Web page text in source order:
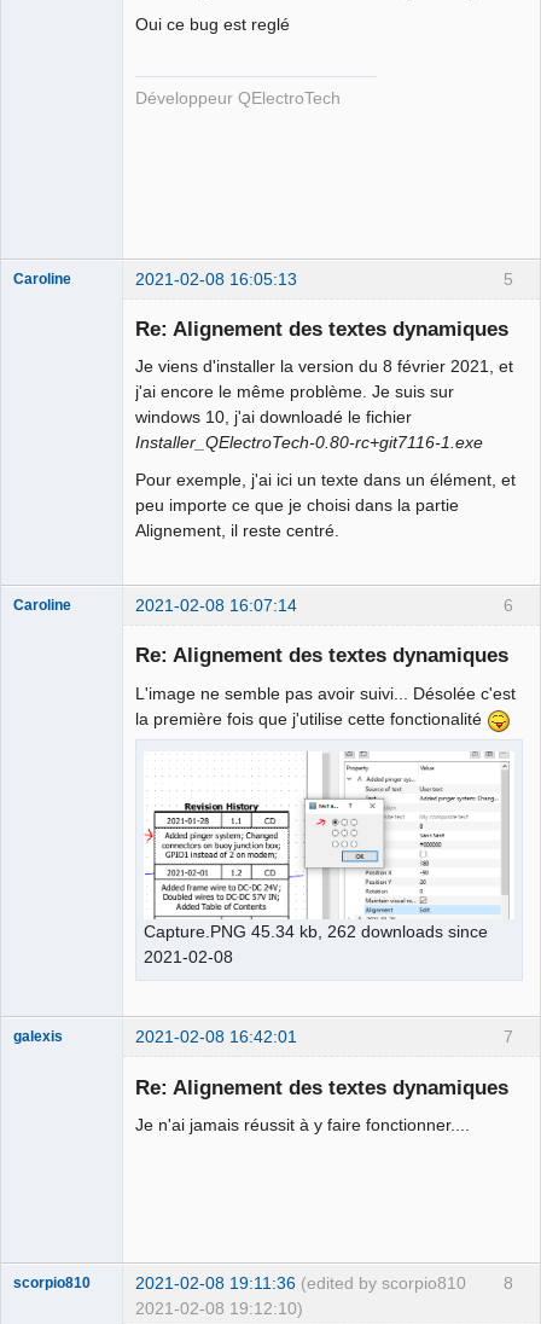
Oui ce bug est reglé
Développeur QElectroTech
5
Caroline 2021-02-08 16:05:13
Re: Alignement des textes dynamiques
Je viens d'installer la version du 8 février 2021, et
j'ai encore le même problème. Je suis sur
windows 10, j'ai downloadé le fichier
Installer_QElectroTech-0.80-rc+git7116-1.exe
Pour exemple, j'ai ici un texte dans un élément, et
peu importe ce que je choisi dans la partie
Alignement, il reste centré.
6
Caroline 2021-02-08 16:07:14
Re: Alignement des textes dynamiques
L'image ne semble pas avoir suivi... Désolée c'est
la première fois que j'utilise cette fonctionalité
Capture.PNG 45.34 kb, 262 downloads since
2021-02-08
7
galexis 2021-02-08 16:42:01
Re: Alignement des textes dynamiques
Je n'ai jamais réussit à y faire fonctionner....
8
scorpio810 2021-02-08 19:11:36 (edited by scorpio810
2021-02-08 19:12:10)